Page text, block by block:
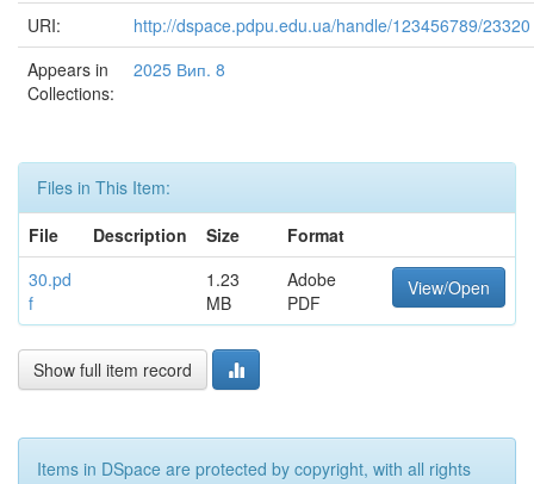
URI:
http://dspace.pdpu.edu.ua/handle/123456789/23320
Appears in
Collections:
2025 Вип. 8
Files in This Item:
File
Description Size
Format
30.pd
f
1.23
MB
Adobe
PDF
View/Open
Show full item record
Items in DSpace are protected by copyright, with all rights